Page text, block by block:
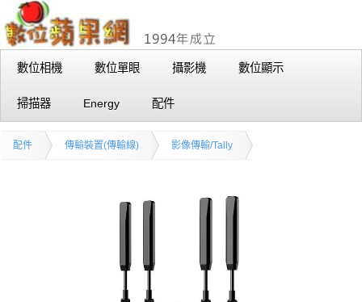
數位相機 數位單眼 攝影機 數位顯示
掃描器 Energy 配件
配件 傳輸裝置(傳輸線) 影像傳輸/Tally